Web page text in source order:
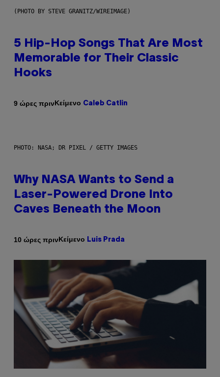
(PHOTO BY STEVE GRANITZ/WIREIMAGE)
5 Hip-Hop Songs That Are Most
Memorable for Their Classic
Hooks
9 ώρες πρινΚείμενο Caleb Catlin
PHOTO: NASA; DR PIXEL / GETTY IMAGES
Why NASA Wants to Send a
Laser-Powered Drone Into
Caves Beneath the Moon
10 ώρες πρινΚείμενο Luis Prada